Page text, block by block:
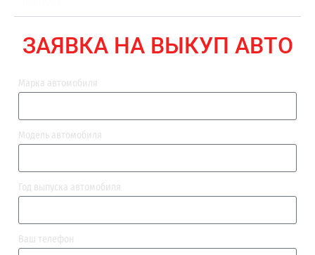
ЗАЯВКА НА ВЫКУП АВТО
Марка автомобиля
Модель автомобиля
Год выпуска автомобиля
Ваш телефон